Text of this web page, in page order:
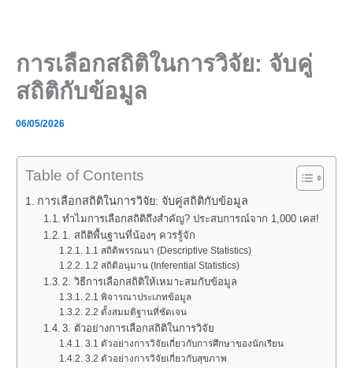
การเลือกสถิติในการวิจัย: จับคู่
สถิติกับข้อมูล
06/05/2026
Table of Contents
การเลือกสถิติในการวิจัย: จับคู่สถิติกับข้อมูล
ทำไมการเลือกสถิติถึงสำคัญ? ประสบการณ์จาก 1,000 เคส!
1. สถิติพื้นฐานที่น้องๆ ควรรู้จัก
1.1 สถิติพรรณนา (Descriptive Statistics)
1.2 สถิติอนุมาน (Inferential Statistics)
2. วิธีการเลือกสถิติให้เหมาะสมกับข้อมูล
2.1 พิจารณาประเภทข้อมูล
2.2 ตั้งสมมติฐานที่ชัดเจน
3. ตัวอย่างการเลือกสถิติในการวิจัย
3.1 ตัวอย่างการวิจัยเกี่ยวกับการศึกษาของนักเรียน
3.2 ตัวอย่างการวิจัยเกี่ยวกับสุขภาพ